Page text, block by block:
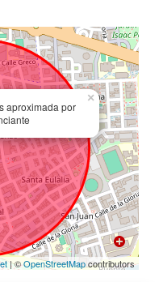
aproximada por
×
| ©OpenStreetMapcontributors